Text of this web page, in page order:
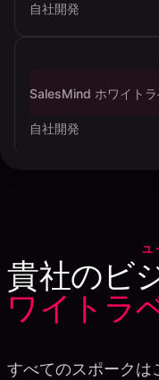
観
点
で
し
自社開発
SalesMind ホワイト
自社開発
ユ
貴社のビ
ワイトラ
すべてのスポーク